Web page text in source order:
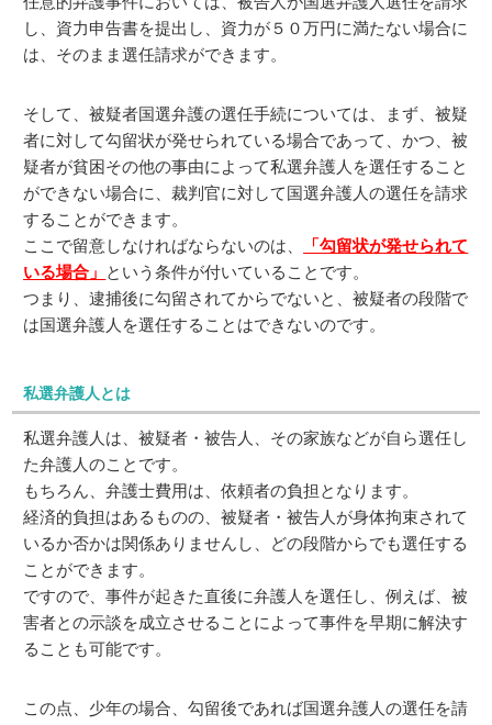
し、資力申告書を提出し、資力が５０万円に満たない場合に
は、そのまま選任請求ができます。
そして、被疑者国選弁護の選任手続については、まず、被疑
者に対して勾留状が発せられている場合であって、かつ、被
疑者が貧困その他の事由によって私選弁護人を選任すること
ができない場合に、裁判官に対して国選弁護人の選任を請求
することができます。
ここで留意しなければならないのは、
「勾留状が発せられて
いる場合」 という条件が付いていることです。
つまり、逮捕後に勾留されてからでないと、被疑者の段階で
は国選弁護人を選任することはできないのです。
私選弁護人とは
私選弁護人は、被疑者・被告人、その家族などが自ら選任し
た弁護人のことです。
もちろん、弁護士費用は、依頼者の負担となります。
経済的負担はあるものの、被疑者・被告人が身体拘束されて
いるか否かは関係ありませんし、どの段階からでも選任する
ことができます。
ですので、事件が起きた直後に弁護人を選任し、例えば、被
害者との示談を成立させることによって事件を早期に解決す
ることも可能です。
この点、少年の場合、勾留後であれば国選弁護人の選任を請